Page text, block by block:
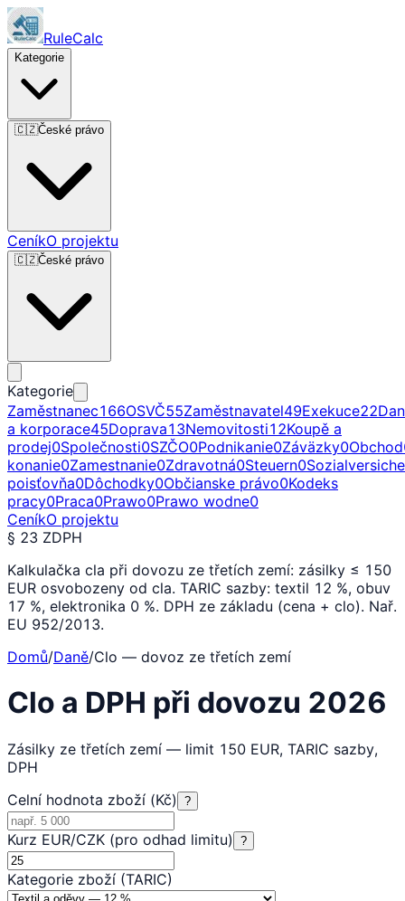
RuleCalc
Kategorie
🇨🇿České právo
CeníkO projektu
🇨🇿České právo
Kategorie
Zaměstnanec166OSVČ55Zaměstnavatel49Exekuce22
a korporace45Doprava13Nemovitosti12Koupě a
prodej0Společnosti0SZČO0Podnikanie0Záväzky0Obchod
konanie0Zamestnanie0Zdravotná0Steuern0
poisťovňa0Dôchodky0Občianske právo0Kodeks
pracy0Praca0Prawo0Prawo wodne0
CeníkO projektu
§ 23 ZDPH
Kalkulačka cla při dovozu ze třetích zemí: zásilky ≤ 150
EUR osvobozeny od cla. TARIC sazby: textil 12 %, obuv
17 %, elektronika 0 %. DPH ze základu (cena + clo). Nař.
EU 952/2013.
Domů/Daně/Clo — dovoz ze třetích zemí
Clo a DPH při dovozu 2026
Zásilky ze třetích zemí — limit 150 EUR, TARIC sazby,
DPH
Celní hodnota zboží (Kč)
?
Kurz EUR/CZK (pro odhad limitu) ?
Kategorie zboží (TARIC)